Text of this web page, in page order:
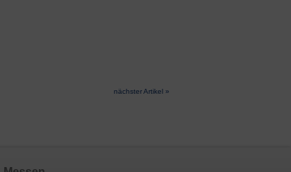
nächster Artikel »